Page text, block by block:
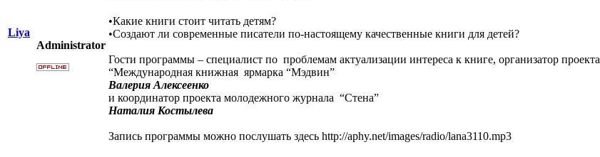
Liya
Administrator
•Какие книги стоит читать детям?
•Создают ли современные писатели по-настоящему качественные книги для детей?
Гости программы – специалист по проблемам актуализации интереса к книге, организатор проекта
“Международная книжная ярмарка “Мэдвин”
Валерия Алексеенко
и координатор проекта молодежного журнала “Стена”
Наталия Костылева
Запись программы можно послушать здесь http://aphy.net/images/radio/lana3110.mp3